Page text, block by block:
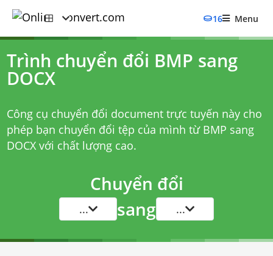
16 Menu
Trình chuyển đổi BMP sang
DOCX
Công cụ chuyển đổi document trực tuyến này cho
phép bạn chuyển đổi tệp của mình từ BMP sang
DOCX với chất lượng cao.
Chuyển đổi
... sang ...